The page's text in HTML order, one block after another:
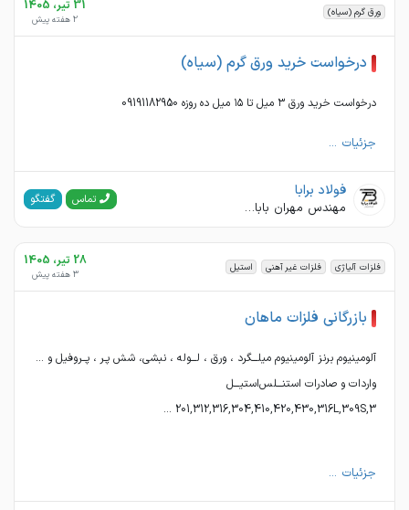
ورق گرم (سیاه) 31 تیر، 1405
2 هفته پیش
درخواست خرید ورق گرم (سیاه)
درخواست خرید ورق ۳ میل تا ۱۵ میل ده روزه 09191182950
جزئیات ...
فولاد برابا
مهندس مهران باباجانی تماس گفتگو
فلزات آلیاژی فلزات غیر آهنی استیل 28 تیر، 1405
3 هفته پیش
بازرگانی فلزات ماهان
آلومینیوم برنز آلومینیوم میلـــگرد ، ورق ، لـــوله ، نبشی، شش پـر ، پــروفیل و ...
واردات و صادرات استنـــلس‌استیـــل
201,312,316,304,410,420,430,316L,309S,3 ...
جزئیات ...